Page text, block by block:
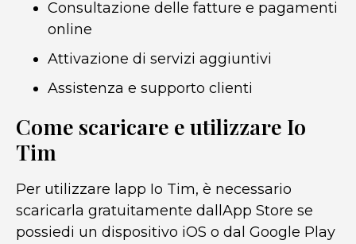
Consultazione delle fatture e pagamenti
online
Attivazione di servizi aggiuntivi
Assistenza e supporto clienti
Come scaricare e utilizzare Io
Tim
Per utilizzare lapp Io Tim, è necessario
scaricarla gratuitamente dallApp Store se
possiedi un dispositivo iOS o dal Google Play